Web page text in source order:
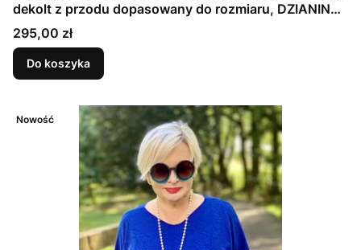
dekolt z przodu dopasowany do rozmiaru, DZIANINA
ŻAKARDOWA PREMIUM, GRANATOWA, TŁOCZONE
KWIAT
Cena
295,00 zł
Do koszyka
Nowość